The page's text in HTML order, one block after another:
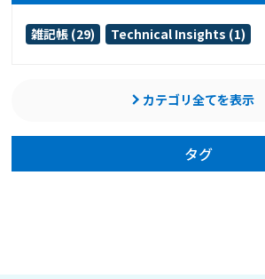
雑記帳 (29) Technical Insights (1)
カテゴリ全てを表示
タグ